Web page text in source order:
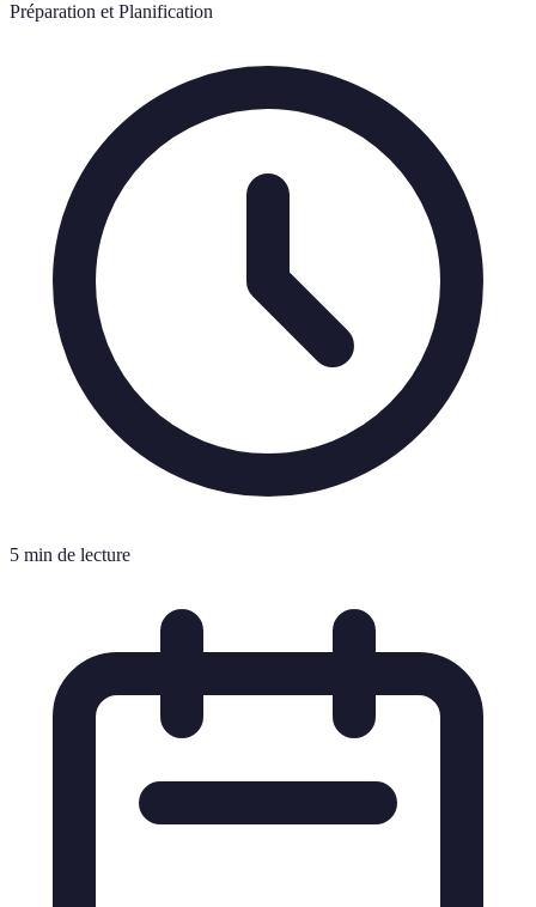
Préparation et Planification
5 min de lecture